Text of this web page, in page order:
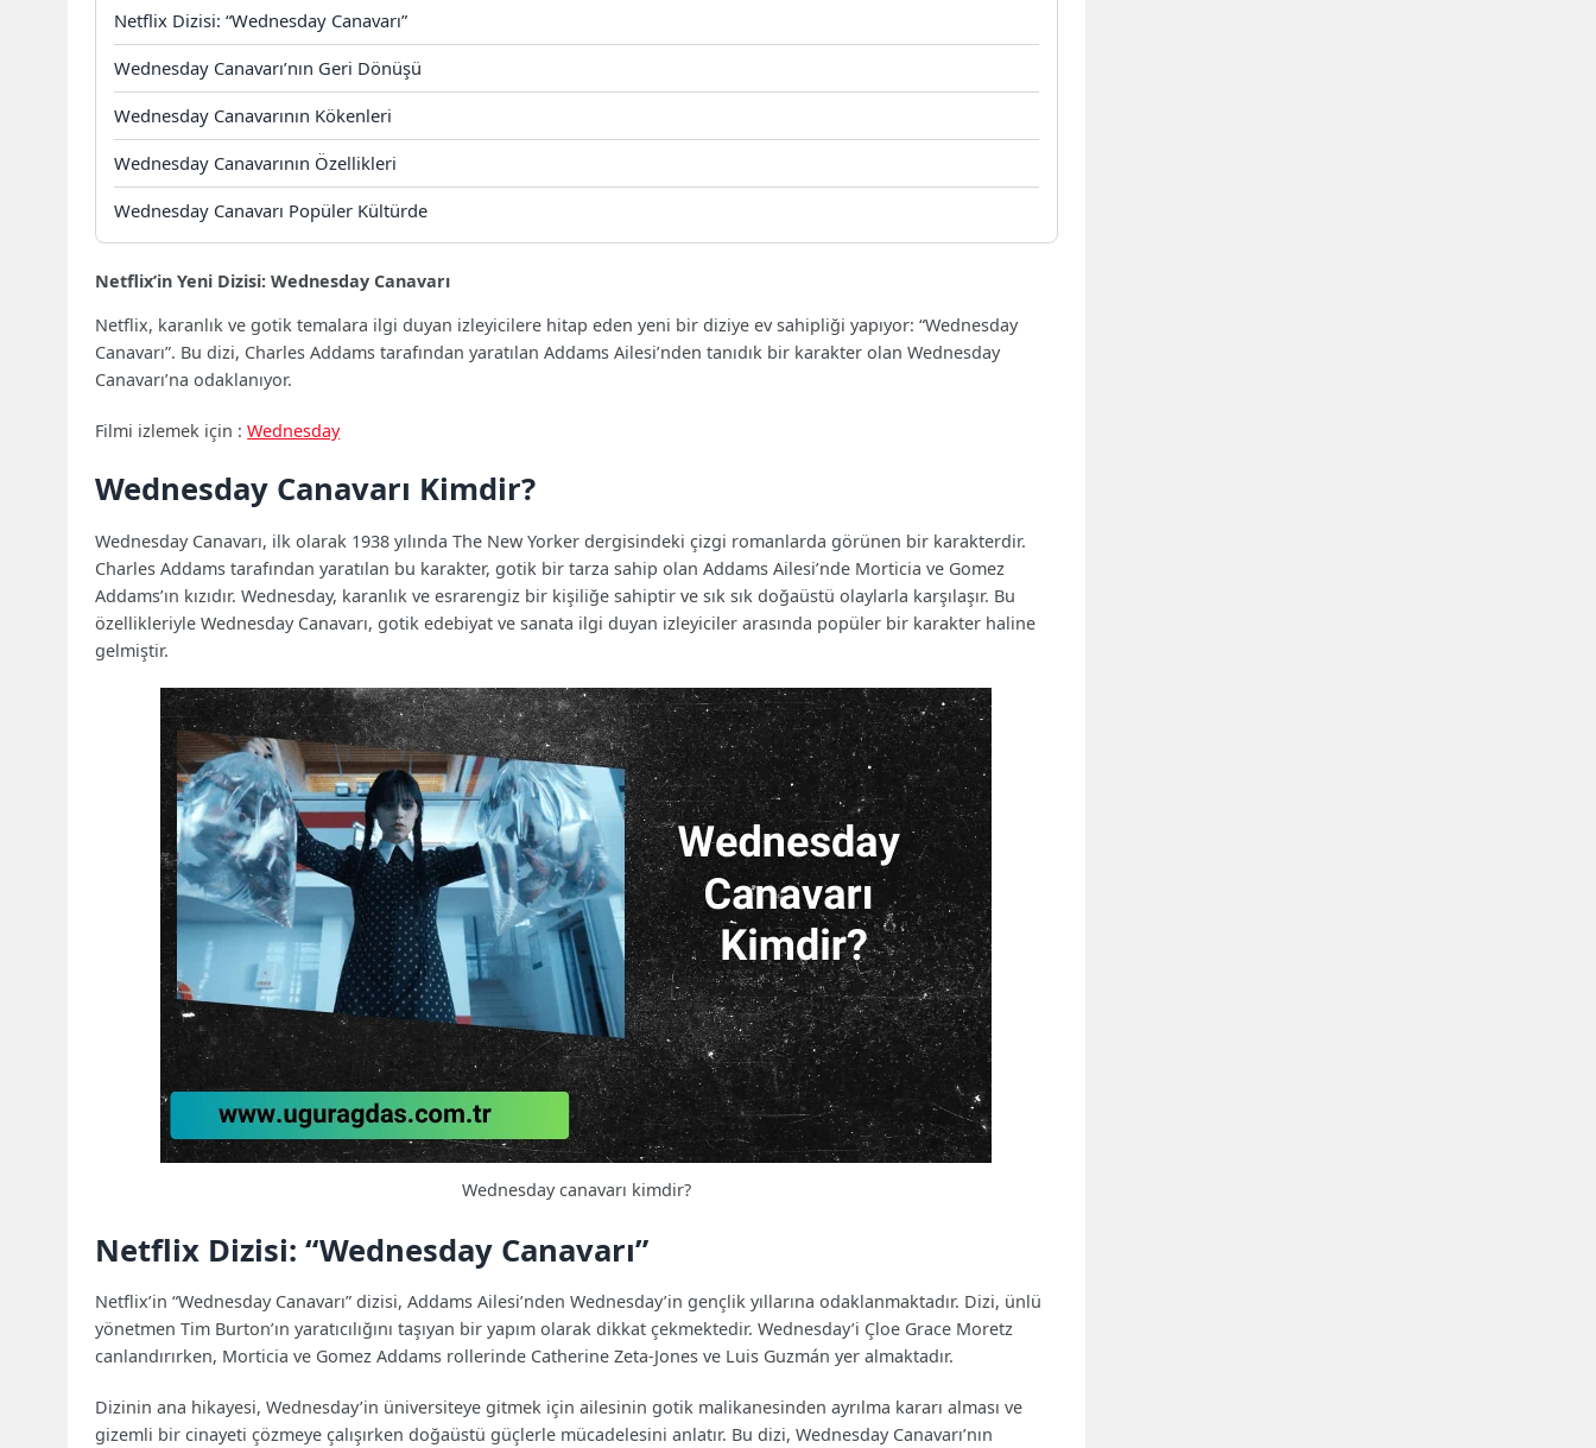
Netflix Dizisi: “Wednesday Canavarı”
Wednesday Canavarı’nın Geri Dönüşü
Wednesday Canavarının Kökenleri
Wednesday Canavarının Özellikleri
Wednesday Canavarı Popüler Kültürde
Netflix’in Yeni Dizisi: Wednesday Canavarı
Netflix, karanlık ve gotik temalara ilgi duyan izleyicilere hitap eden yeni bir diziye ev sahipliği yapıyor: “Wednesday
Canavarı”. Bu dizi, Charles Addams tarafından yaratılan Addams Ailesi’nden tanıdık bir karakter olan Wednesday
Canavarı’na odaklanıyor.
Filmi izlemek için :Wednesday
Wednesday Canavarı Kimdir?
Wednesday Canavarı, ilk olarak 1938 yılında The New Yorker dergisindeki çizgi romanlarda görünen bir karakterdir.
Charles Addams tarafından yaratılan bu karakter, gotik bir tarza sahip olan Addams Ailesi’nde Morticia ve Gomez
Addams’ın kızıdır. Wednesday, karanlık ve esrarengiz bir kişiliğe sahiptir ve sık sık doğaüstü olaylarla karşılaşır. Bu
özellikleriyle Wednesday Canavarı, gotik edebiyat ve sanata ilgi duyan izleyiciler arasında popüler bir karakter haline
gelmiştir.
Wednesday canavarı kimdir?
Netflix Dizisi: “Wednesday Canavarı”
Netflix’in “Wednesday Canavarı” dizisi, Addams Ailesi’nden Wednesday’in gençlik yıllarına odaklanmaktadır. Dizi, ünlü
yönetmen Tim Burton’ın yaratıcılığını taşıyan bir yapım olarak dikkat çekmektedir. Wednesday’i Çloe Grace Moretz
canlandırırken, Morticia ve Gomez Addams rollerinde Catherine Zeta-Jones ve Luis Guzmán yer almaktadır.
Dizinin ana hikayesi, Wednesday’in üniversiteye gitmek için ailesinin gotik malikanesinden ayrılma kararı alması ve
gizemli bir cinayeti çözmeye çalışırken doğaüstü güçlerle mücadelesini anlatır. Bu dizi, Wednesday Canavarı’nın